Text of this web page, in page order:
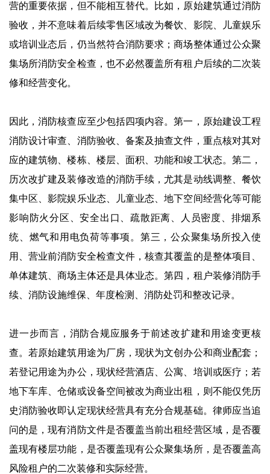
营的重要依据，但不能相互替代。比如，原始建筑通过消防
验收，并不意味着后续零售区域改为餐饮、影院、儿童娱乐
或培训业态后，仍当然符合消防要求；商场整体通过公众聚
集场所消防安全检查，也不必然覆盖所有租户后续的二次装
修和经营变化。
因此，消防核查应至少包括四项内容。第一，原始建设工程
消防设计审查、消防验收、备案及抽查文件，重点核对其对
应的建筑物、楼栋、楼层、面积、功能和竣工状态。第二，
历次改扩建及装修改造的消防手续，尤其是动线调整、餐饮
集中区、影院娱乐业态、儿童业态、地下空间经营化等可能
影响防火分区、安全出口、疏散距离、人员密度、排烟系
统、燃气和用电负荷等事项。第三，公众聚集场所投入使
用、营业前消防安全检查文件，核查其覆盖的是整体项目、
单体建筑、商场主体还是具体业态。第四，租户装修消防手
续、消防设施维保、年度检测、消防处罚和整改记录。
进一步而言，消防合规应服务于前述改扩建和用途变更核
查。若原始建筑用途为厂房，现状为文创办公和商业配套；
若登记用途为办公，现状经营酒店、公寓、培训或医疗；若
地下车库、仓储或设备空间被改为商业出租，则不能仅凭历
史消防验收即认定现状经营具有充分合规基础。律师应当追
问的是，现有消防文件是否覆盖当前出租经营区域，是否覆
盖现有楼层功能，是否覆盖现有公众聚集场所，是否覆盖高
风险租户的二次装修和实际经营。